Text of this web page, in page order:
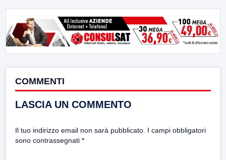
COMMENTI
LASCIA UN COMMENTO
Il tuo indirizzo email non sarà pubblicato. I campi obbligatori
sono contrassegnati *